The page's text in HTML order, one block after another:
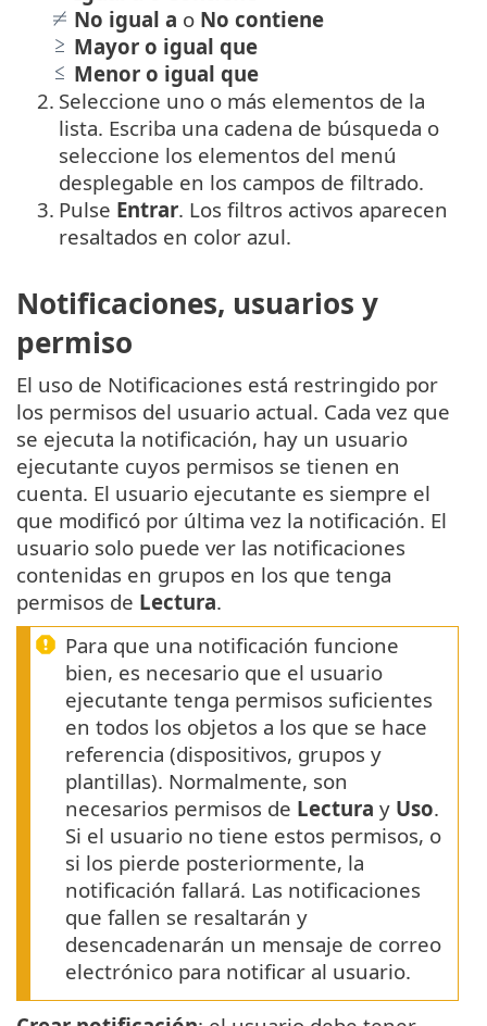
No igual a o No contiene
Mayor o igual que
Menor o igual que
2. Seleccione uno o más elementos de la
lista. Escriba una cadena de búsqueda o
seleccione los elementos del menú
desplegable en los campos de filtrado.
3. Pulse Entrar. Los filtros activos aparecen
resaltados en color azul.
Notificaciones, usuarios y
permiso
El uso de Notificaciones está restringido por
los permisos del usuario actual. Cada vez que
se ejecuta la notificación, hay un usuario
ejecutante cuyos permisos se tienen en
cuenta. El usuario ejecutante es siempre el
que modificó por última vez la notificación. El
usuario solo puede ver las notificaciones
contenidas en grupos en los que tenga
permisos de Lectura.
Para que una notificación funcione
bien, es necesario que el usuario
ejecutante tenga permisos suficientes
en todos los objetos a los que se hace
referencia (dispositivos, grupos y
plantillas). Normalmente, son
necesarios permisos de Lectura y Uso.
Si el usuario no tiene estos permisos, o
si los pierde posteriormente, la
notificación fallará. Las notificaciones
que fallen se resaltarán y
desencadenarán un mensaje de correo
electrónico para notificar al usuario.